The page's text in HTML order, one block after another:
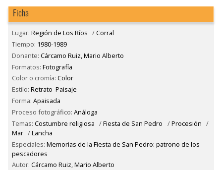
Ficha
Lugar: Región de Los Ríos /Corral
Tiempo: 1980-1989
Donante: Cárcamo Ruiz, Mario Alberto
Formatos: Fotografía
Color o cromía: Color
Estilo: Retrato Paisaje
Forma: Apaisada
Proceso fotográfico: Análoga
Temas: Costumbre religiosa /Fiesta de San Pedro /Procesión /
Mar /Lancha
Especiales: Memorias de la Fiesta de San Pedro: patrono de los
pescadores
Autor: Cárcamo Ruiz, Mario Alberto